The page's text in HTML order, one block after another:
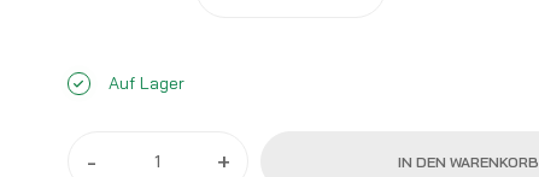
Auf Lager
- + IN DEN WARENKORB